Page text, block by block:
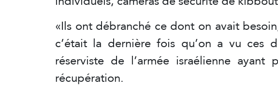
«Ils ont débranché ce dont on avait
c’était la dernière fois qu’on a vu ces
réserviste de l’armée israélienne
récupération.